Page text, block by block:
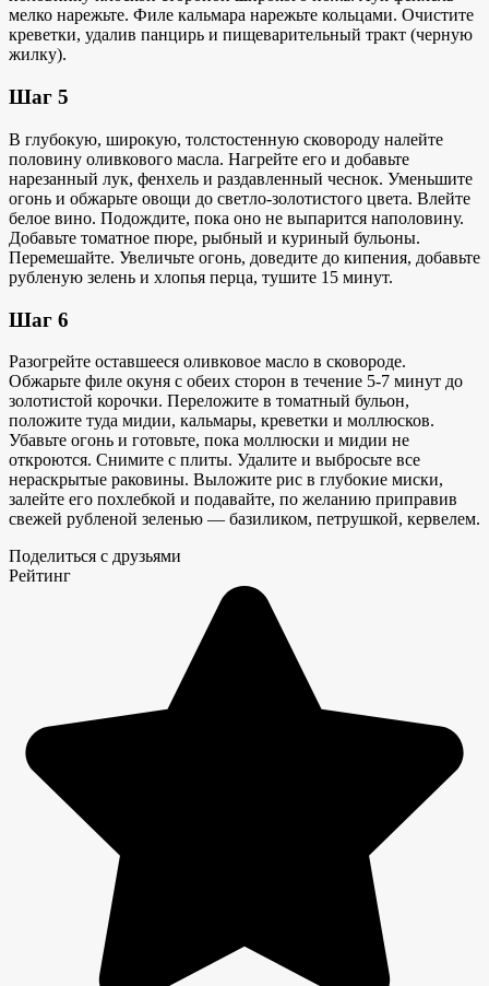
мелко нарежьте. Филе кальмара нарежьте кольцами. Очистите
креветки, удалив панцирь и пищеварительный тракт (черную
жилку).
Шаг 5
В глубокую, широкую, толстостенную сковороду налейте
половину оливкового масла. Нагрейте его и добавьте
нарезанный лук, фенхель и раздавленный чеснок. Уменьшите
огонь и обжарьте овощи до светло-золотистого цвета. Влейте
белое вино. Подождите, пока оно не выпарится наполовину.
Добавьте томатное пюре, рыбный и куриный бульоны.
Перемешайте. Увеличьте огонь, доведите до кипения, добавьте
рубленую зелень и хлопья перца, тушите 15 минут.
Шаг 6
Разогрейте оставшееся оливковое масло в сковороде.
Обжарьте филе окуня с обеих сторон в течение 5-7 минут до
золотистой корочки. Переложите в томатный бульон,
положите туда мидии, кальмары, креветки и моллюсков.
Убавьте огонь и готовьте, пока моллюски и мидии не
откроются. Снимите с плиты. Удалите и выбросьте все
нераскрытые раковины. Выложите рис в глубокие миски,
залейте его похлебкой и подавайте, по желанию приправив
свежей рубленой зеленью — базиликом, петрушкой, кервелем.
Поделиться с друзьями
Рейтинг